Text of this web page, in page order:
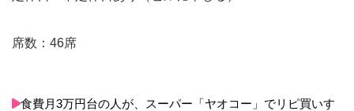
席数：46席
食費月3万円台の人が、スーパー「ヤオコー」でリピ買いす